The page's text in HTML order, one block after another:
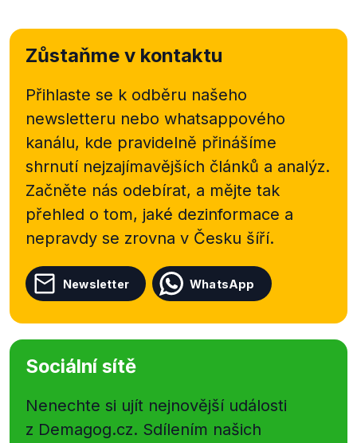
Zůstaňme v kontaktu
Přihlaste se k odběru našeho
newsletteru nebo whatsappového
kanálu, kde pravidelně přinášíme
shrnutí nejzajímavějších článků a analýz.
Začněte nás odebírat, a mějte tak
přehled o tom, jaké dezinformace a
nepravdy se zrovna v Česku šíří.
Newsletter WhatsApp
Sociální sítě
Nenechte si ujít nejnovější události
z Demagog.cz. Sdílením našich